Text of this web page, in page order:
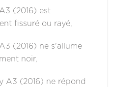
(2016) est
fissuré ou rayé,
(2016) ne s'allume
noir,
A3 (2016) ne répond